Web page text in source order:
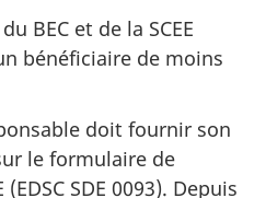
BEC et de la SCEE
bénéficiaire de moins
doit fournir son
le formulaire de
SDE 0093). Depuis